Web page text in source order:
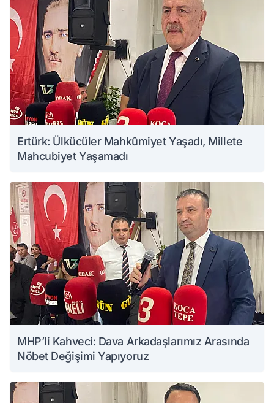
Ertürk: Ülkücüler Mahkûmiyet Yaşadı, Millete
Mahcubiyet Yaşamadı
MHP’li Kahveci: Dava Arkadaşlarımız Arasında
Nöbet Değişimi Yapıyoruz